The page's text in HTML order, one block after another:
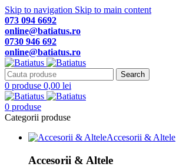
Skip to navigation Skip to main content
073 094 6692
online@batiatus.ro
0730 946 692
online@batiatus.ro
Search
0 produse 0,00 lei
0 produse
Categorii produse
Accesorii & Altele
Accesorii & Altele